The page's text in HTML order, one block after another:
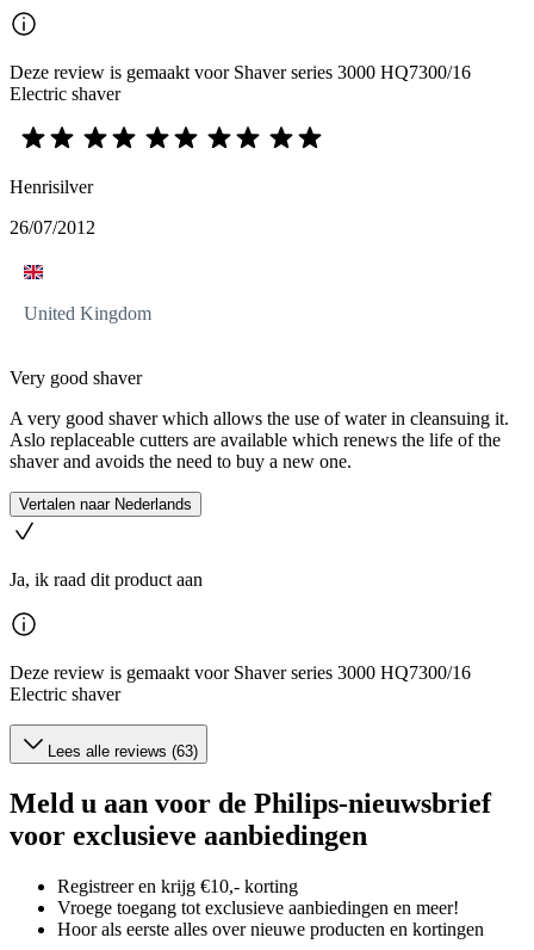
Deze review is gemaakt voor Shaver series 3000 HQ7300/16
Electric shaver
Henrisilver
26/07/2012
United Kingdom
Very good shaver
A very good shaver which allows the use of water in cleansuing it.
Aslo replaceable cutters are available which renews the life of the
shaver and avoids the need to buy a new one.
Vertalen naar Nederlands
Ja, ik raad dit product aan
Deze review is gemaakt voor Shaver series 3000 HQ7300/16
Electric shaver
Lees alle reviews (63)
Meld u aan voor de Philips-nieuwsbrief
voor exclusieve aanbiedingen
Registreer en krijg €10,- korting
Vroege toegang tot exclusieve aanbiedingen en meer!
Hoor als eerste alles over nieuwe producten en kortingen